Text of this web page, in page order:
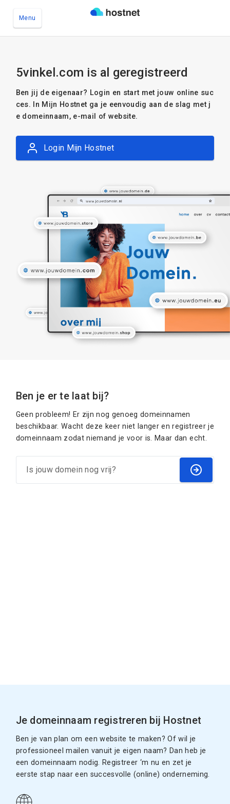
Menu
5vinkel.com is al geregistreerd
Ben jij de eigenaar? Login en start met jouw online suc
ces. In Mijn Hostnet ga je eenvoudig aan de slag met j
e domeinnaam, e-mail of website.
Login Mijn Hostnet
Ben je er te laat bij?
Geen probleem! Er zijn nog genoeg domeinnamen
beschikbaar. Wacht deze keer niet langer en registreer je
domeinnaam zodat niemand je voor is. Maar dan echt.
Je domeinnaam registreren bij Hostnet
Ben je van plan om een website te maken? Of wil je
professioneel mailen vanuit je eigen naam? Dan heb je
een domeinnaam nodig. Registreer ‘m nu en zet je
eerste stap naar een succesvolle (online) onderneming.